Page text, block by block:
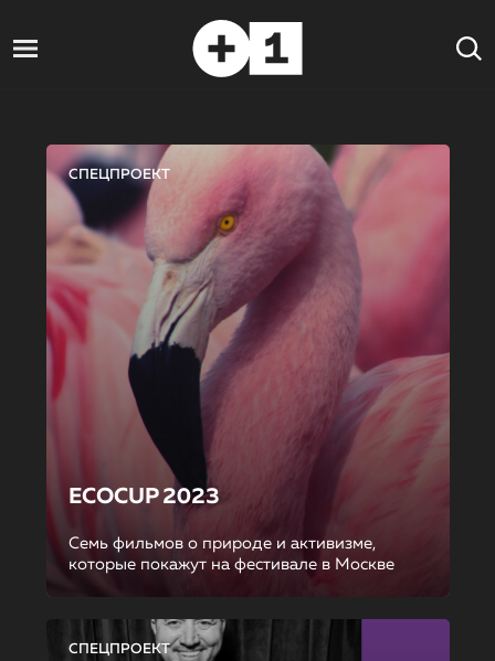
СПЕЦПРОЕКТ
ECOCUP 2023
Семь фильмов о природе и активизме,
которые покажут на фестивале в Москве
СПЕЦПРОЕКТ